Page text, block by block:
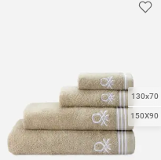
130x70
150X90